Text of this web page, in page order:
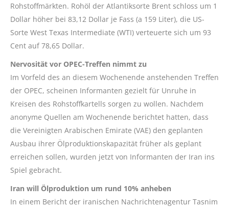
Rohstoffmärkten. Rohöl der Atlantiksorte Brent schloss um 1
Dollar höher bei 83,12 Dollar je Fass (a 159 Liter), die US-
Sorte West Texas Intermediate (WTI) verteuerte sich um 93
Cent auf 78,65 Dollar.
Nervosität vor OPEC-Treffen nimmt zu
Im Vorfeld des an diesem Wochenende anstehenden Treffen
der OPEC, scheinen Informanten gezielt für Unruhe in
Kreisen des Rohstoffkartells sorgen zu wollen. Nachdem
anonyme Quellen am Wochenende berichtet hatten, dass
die Vereinigten Arabischen Emirate (VAE) den geplanten
Ausbau ihrer Ölproduktionskapazität früher als geplant
erreichen sollen, wurden jetzt von Informanten der Iran ins
Spiel gebracht.
Iran will Ölproduktion um rund 10% anheben
In einem Bericht der iranischen Nachrichtenagentur Tasnim